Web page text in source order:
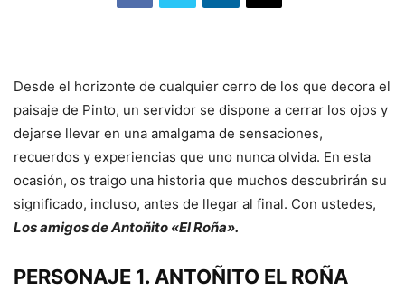
Desde el horizonte de cualquier cerro de los que decora el
paisaje de Pinto, un servidor se dispone a cerrar los ojos y
dejarse llevar en una amalgama de sensaciones,
recuerdos y experiencias que uno nunca olvida. En esta
ocasión, os traigo una historia que muchos descubrirán su
significado, incluso, antes de llegar al final. Con ustedes,
Los amigos de Antoñito «El Roña».
PERSONAJE 1. ANTOÑITO EL ROÑA